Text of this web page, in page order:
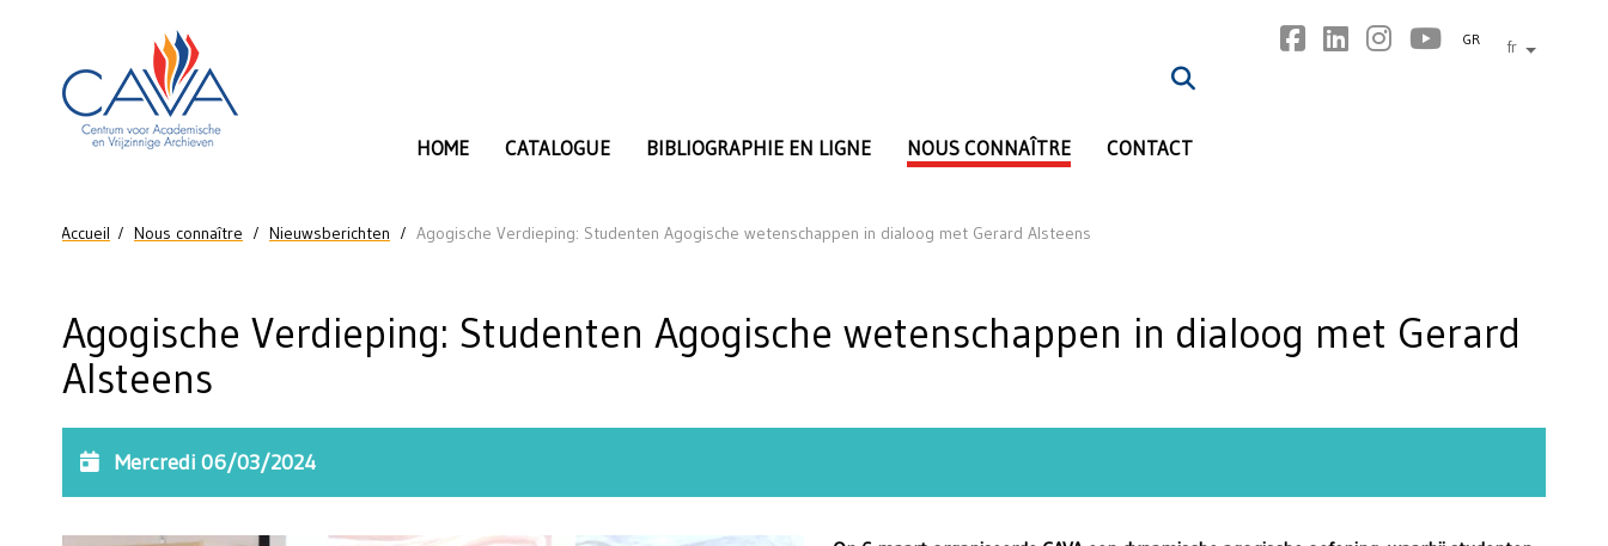
GR fr autres
HOME CATALOGUE BIBLIOGRAPHIE EN LIGNE NOUS CONNAÎTRE CONTACT
Vous êtes ici
Accueil Nous connaître Nieuwsberichten Agogische Verdieping: Studenten Agogische wetenschappen in dialoog met Gerard Alsteens
Agogische Verdieping: Studenten Agogische wetenschappen in dialoog met Gerard
Alsteens
Mercredi 06/03/2024